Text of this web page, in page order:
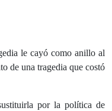
le cayó como anillo al
de una tragedia que costó
por la política de